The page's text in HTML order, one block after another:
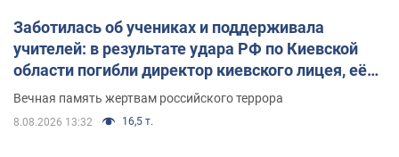
Заботилась об учениках и поддерживала
учителей: в результате удара РФ по Киевской
области погибли директор киевского лицея, её
муж и внук
Вечная память жертвам российского террора
8.08.2026 13:32 16,5 т.